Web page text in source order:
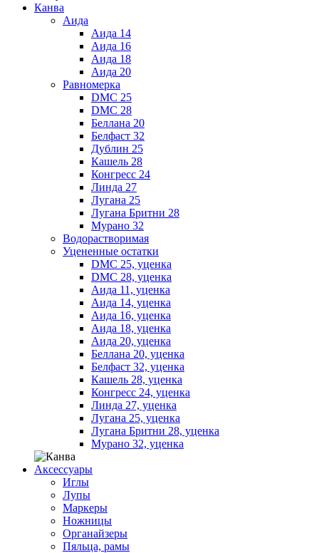
Канва
Аида
Аида 14
Аида 16
Аида 18
Аида 20
Равномерка
DMC 25
DMC 28
Беллана 20
Белфаст 32
Дублин 25
Кашель 28
Конгресс 24
Линда 27
Лугана 25
Лугана Бритни 28
Мурано 32
Водорастворимая
Уцененные остатки
DMC 25, уценка
DMC 28, уценка
Аида 11, уценка
Аида 14, уценка
Аида 16, уценка
Аида 18, уценка
Аида 20, уценка
Беллана 20, уценка
Белфаст 32, уценка
Кашель 28, уценка
Конгресс 24, уценка
Линда 27, уценка
Лугана 25, уценка
Лугана Бритни 28, уценка
Мурано 32, уценка
Аксессуары
Иглы
Лупы
Маркеры
Ножницы
Органайзеры
Пяльца, рамы